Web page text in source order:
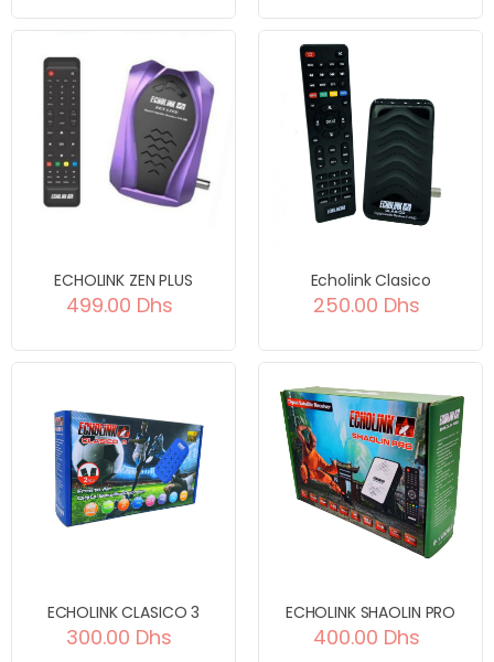
ECHOLINK ZEN PLUS
499.00 Dhs
Echolink Clasico
250.00 Dhs
ECHOLINK CLASICO 3
300.00 Dhs
ECHOLINK SHAOLIN PRO
400.00 Dhs